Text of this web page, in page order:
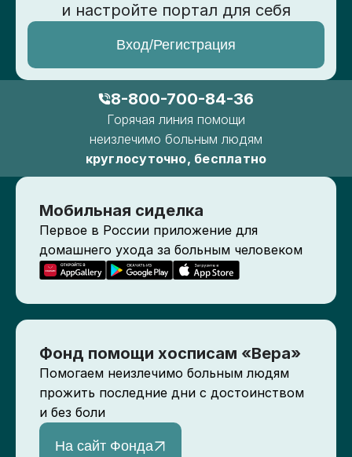
и настройте портал для себя
Вход/Регистрация
8-800-700-84-36
Горячая линия помощи
неизлечимо больным людям
круглосуточно, бесплатно
Мобильная сиделка
Первое в России приложение для
домашнего ухода за больным человеком
Фонд помощи хосписам «Вера»
Помогаем неизлечимо больным людям
прожить последние дни с достоинством
и без боли
На сайт Фонда